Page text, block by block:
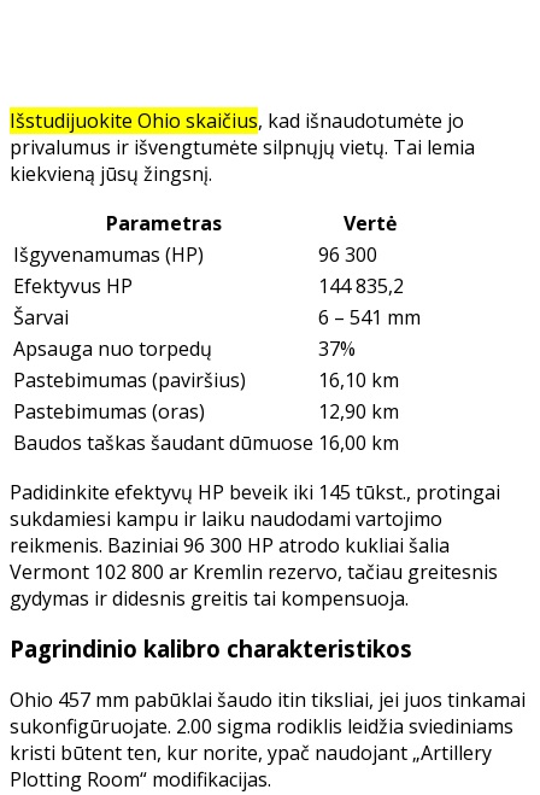
Išstudijuokite Ohio skaičius, kad išnaudotumėte jo
privalumus ir išvengtumėte silpnųjų vietų. Tai lemia
kiekvieną jūsų žingsnį.
Parametras
Vertė
Išgyvenamumas (HP)
96 300
Efektyvus HP
144 835,2
Šarvai
6 – 541 mm
Apsauga nuo torpedų
37%
Pastebimumas (paviršius)
16,10 km
Pastebimumas (oras)
12,90 km
Baudos taškas šaudant dūmuose 16,00 km
Padidinkite efektyvų HP beveik iki 145 tūkst., protingai
sukdamiesi kampu ir laiku naudodami vartojimo
reikmenis. Baziniai 96 300 HP atrodo kukliai šalia
Vermont 102 800 ar Kremlin rezervo, tačiau greitesnis
gydymas ir didesnis greitis tai kompensuoja.
Pagrindinio kalibro charakteristikos
Ohio 457 mm pabūklai šaudo itin tiksliai, jei juos tinkamai
sukonfigūruojate. 2.00 sigma rodiklis leidžia sviediniams
kristi būtent ten, kur norite, ypač naudojant „Artillery
Plotting Room“ modifikacijas.